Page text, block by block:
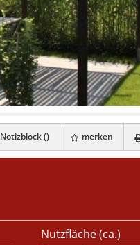
Notizblock () merken
Nutzfläche (ca.)